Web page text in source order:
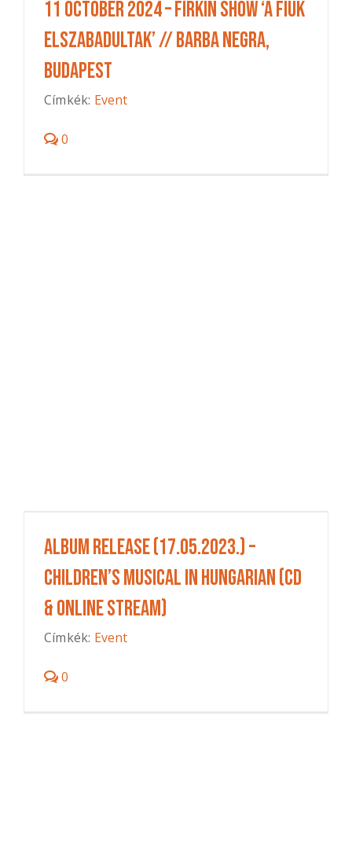
11 October 2024 – Firkin Show ‘A fiúk
elszabadultak’ // BARBA NEGRA,
Budapest
Címkék: Event
0
Album Release (17.05.2023.) –
Children’s musical in Hungarian (CD
& online stream)
Címkék: Event
0